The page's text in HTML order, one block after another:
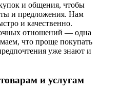
и общения, чтобы
и предложения. Нам
и качественно.
отношений — одна
что проще покупать
уже знают и
и услугам